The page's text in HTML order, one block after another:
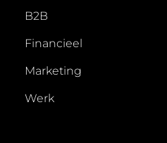
B2B
Financieel
Marketing
Werk